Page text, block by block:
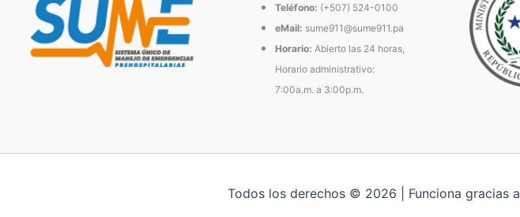
Teléfono: (+507) 524-0100
eMail: sume911@sume911.pa
Horario: Abierto las 24 horas,
Horario administrativo:
7:00a.m. a 3:00p.m.
Todos los derechos © 2026 | Funciona gracias a